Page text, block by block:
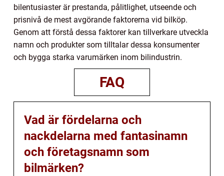
bilentusiaster är prestanda, pålitlighet, utseende och
prisnivå de mest avgörande faktorerna vid bilköp.
Genom att förstå dessa faktorer kan tillverkare utveckla
namn och produkter som tilltalar dessa konsumenter
och bygga starka varumärken inom bilindustrin.
FAQ
Vad är fördelarna och
nackdelarna med fantasinamn
och företagsnamn som
bilmärken?